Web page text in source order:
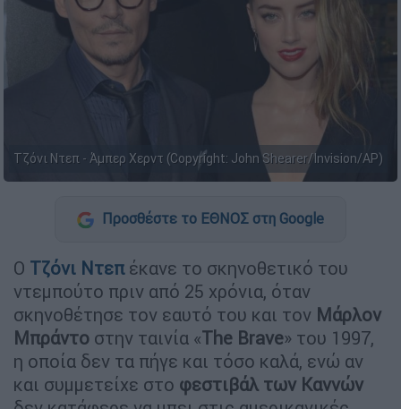
Τζόνι Ντεπ - Άμπερ Χερντ (Copyright: John Shearer/Invision/AP)
Προσθέστε το ΕΘΝΟΣ στη Google
Ο Τζόνι Ντεπέκανε το σκηνοθετικό του
ντεμπούτο πριν από 25 χρόνια, όταν
σκηνοθέτησε τον εαυτό του και τον Μάρλον
Μπράντο στην ταινία «The Brave» του 1997,
η οποία δεν τα πήγε και τόσο καλά, ενώ αν
και συμμετείχε στο φεστιβάλ των Καννών